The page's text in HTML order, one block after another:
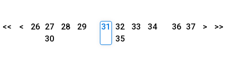
<< < 26 27 28
29
30
31 32 33
34
35
36 37 > >>